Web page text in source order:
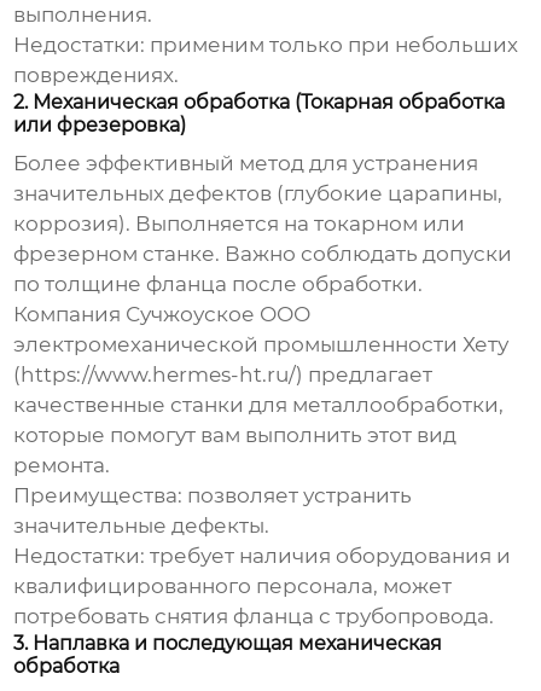
выполнения.
Недостатки: применим только при небольших
повреждениях.
2. Механическая обработка (Токарная обработка
или фрезеровка)
Более эффективный метод для устранения
значительных дефектов (глубокие царапины,
коррозия). Выполняется на токарном или
фрезерном станке. Важно соблюдать допуски
по толщине фланца после обработки.
Компания Сучжоуское ООО
электромеханической промышленности Хету
(https://www.hermes-ht.ru/) предлагает
качественные станки для металлообработки,
которые помогут вам выполнить этот вид
ремонта.
Преимущества: позволяет устранить
значительные дефекты.
Недостатки: требует наличия оборудования и
квалифицированного персонала, может
потребовать снятия фланца с трубопровода.
3. Наплавка и последующая механическая
обработка